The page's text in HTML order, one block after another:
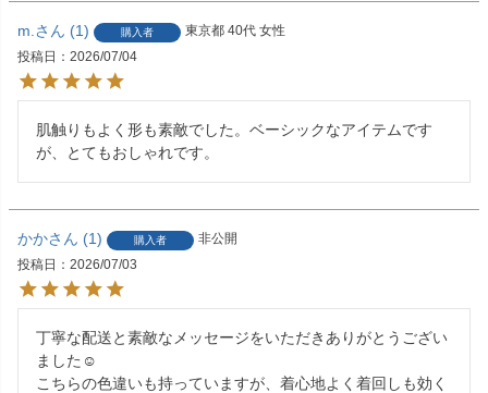
m. 1 購入者 東京都 40代 女性
投稿日
2026/07/04
肌触りもよく形も素敵でした。ベーシックなアイテムです
が、とてもおしゃれです。
かか 1 購入者
非公開
投稿日
2026/07/03
丁寧な配送と素敵なメッセージをいただきありがとうござい
ました☺︎
こちらの色違いも持っていますが、着心地よく着回しも効く